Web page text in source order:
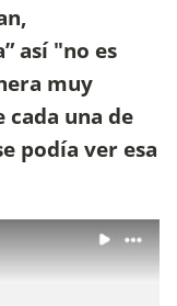
así "no es
muy
cada una de
podía ver esa